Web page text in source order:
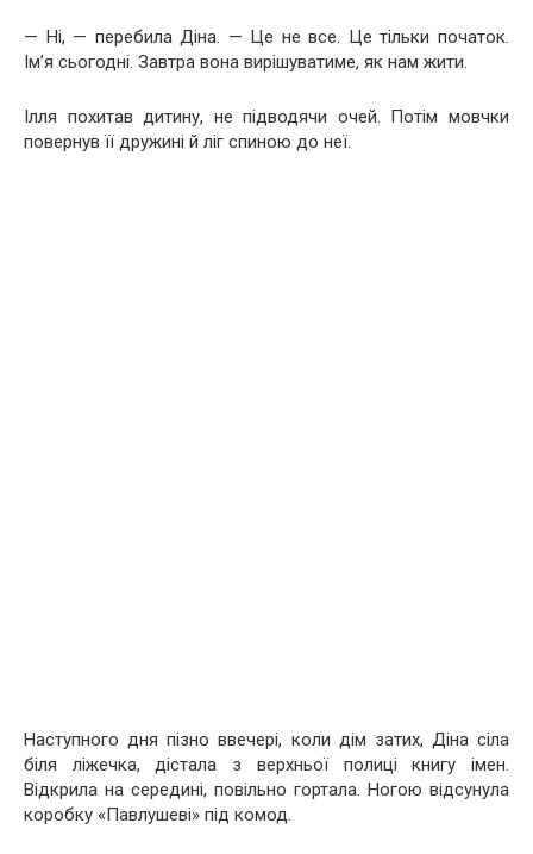
— Ні, — перебила Діна. — Це не все. Це тільки початок.
Ім’я сьогодні. Завтра вона вирішуватиме, як нам жити.
Ілля похитав дитину, не підводячи очей. Потім мовчки
повернув її дружині й ліг спиною до неї.
Наступного дня пізно ввечері, коли дім затих, Діна сіла
біля ліжечка, дістала з верхньої полиці книгу імен.
Відкрила на середині, повільно гортала. Ногою відсунула
коробку «Павлушеві» під комод.